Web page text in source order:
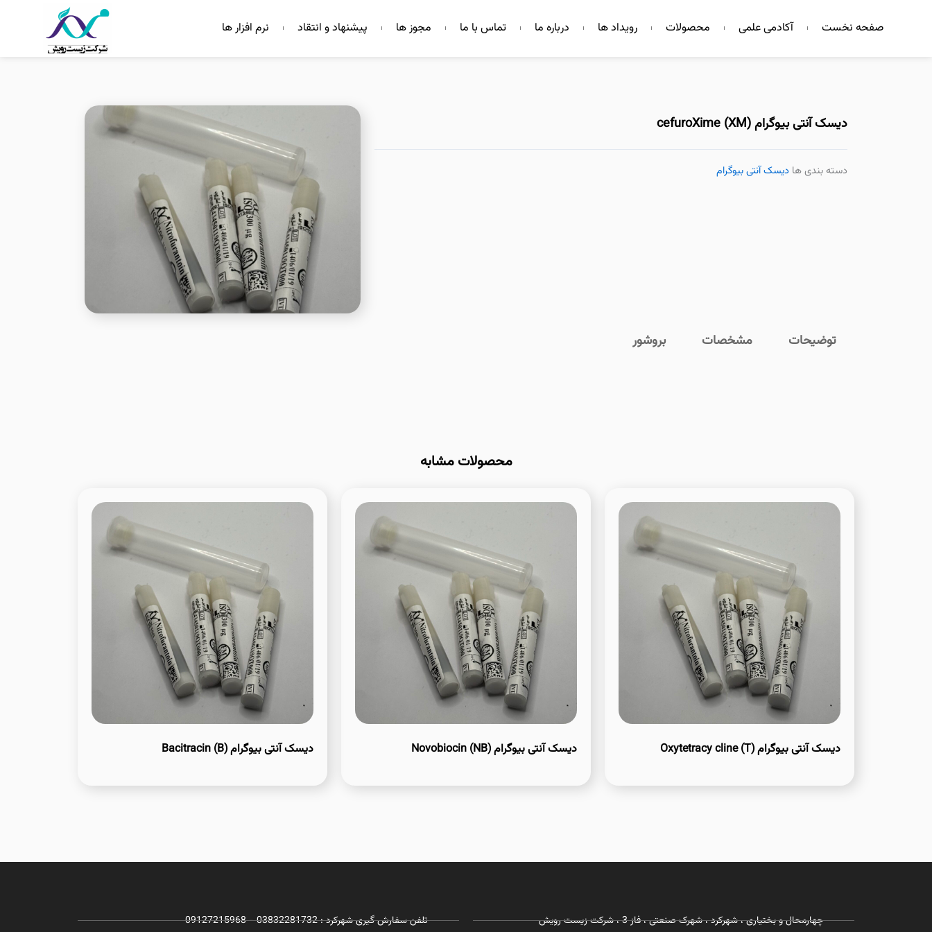
صفحه نخست آکادمی علمی محصولات رویداد ها درباره ما تماس با ما مجوز ها پیشنهاد و انتقاد نرم افزار ها
دیسک آنتی بیوگرام cefuroXime (XM)
دسته بندی ها دیسک آنتی بیوگرام
توضیحات مشخصات بروشور
محصولات مشابه
دیسک آنتی بیوگرام Oxytetracy cline (T) دیسک آنتی بیوگرام Novobiocin (NB) دیسک آنتی بیوگرام Bacitracin (B)
چهارمحال و بختیاری ، شهرکرد ، شهرک صنعتی ، فاز 3 ، شرکت زیست رویش تلفن سفارش گیری شهرکرد : 03832281732 - 09127215968